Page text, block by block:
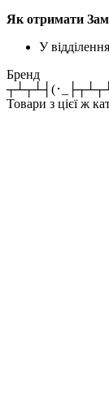
Як отримати
У
Бренд
┬┴┬┴┤(･
Товари з цієї ж